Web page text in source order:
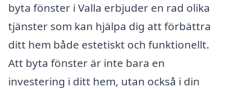
byta fönster i Valla erbjuder en rad olika
tjänster som kan hjälpa dig att förbättra
ditt hem både estetiskt och funktionellt.
Att byta fönster är inte bara en
investering i ditt hem, utan också i din